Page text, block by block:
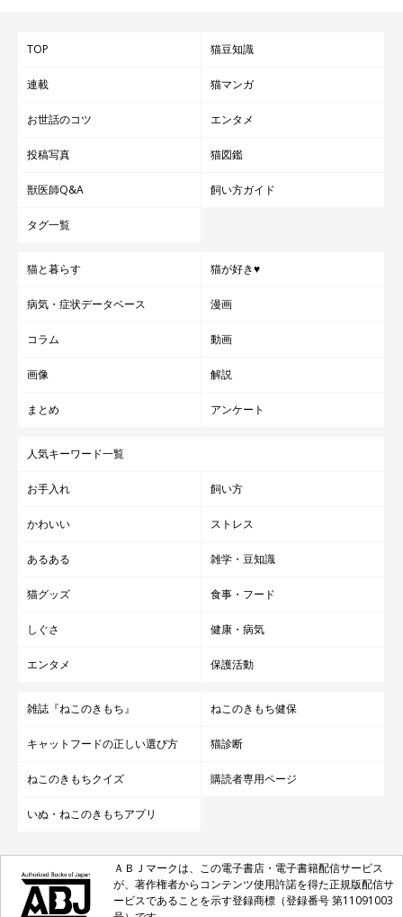
TOP 猫豆知識
連載 猫マンガ
お世話のコツ エンタメ
投稿写真 猫図鑑
獣医師Q&A 飼い方ガイド
タグ一覧
猫と暮らす 猫が好き♥
病気・症状データベース 漫画
コラム 動画
画像 解説
まとめ アンケート
人気キーワード一覧
お手入れ 飼い方
かわいい ストレス
あるある 雑学・豆知識
猫グッズ 食事・フード
しぐさ 健康・病気
エンタメ 保護活動
雑誌『ねこのきもち』 ねこのきもち健保
キャットフードの正しい選び方 猫診断
ねこのきもちクイズ 購読者専用ページ
いぬ・ねこのきもちアプリ
ＡＢＪマークは、この電子書店・電子書籍配信サービス
が、著作権者からコンテンツ使用許諾を得た正規版配信サ
ービスであることを示す登録商標（登録番号 第11091003